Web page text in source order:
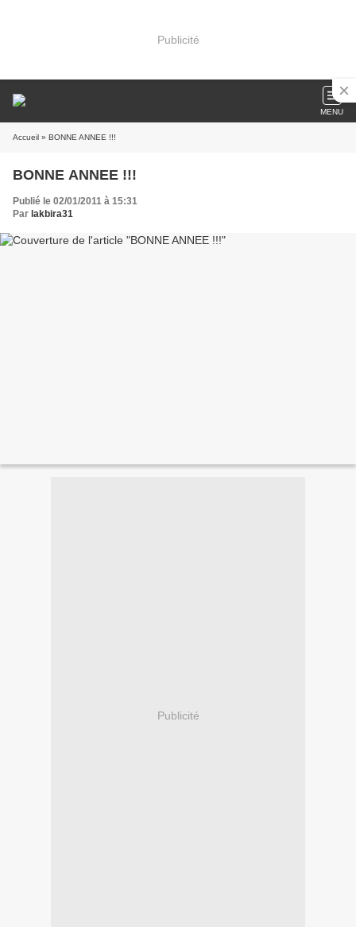
Publicité
MENU
Accueil » BONNE ANNEE !!!
BONNE ANNEE !!!
Publié le 02/01/2011 à 15:31
Par lakbira31
Publicité